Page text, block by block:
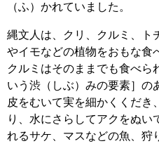
（ふ）かれていました。
縄文人は、クリ、クルミ、ト
やイモなどの植物をおもな食
クルミはそのままでも食べら
いう渋（しぶ）みの要素］の
皮をむいて実を細かくくだき
り、水にさらしてアクをぬい
れるサケ、マスなどの魚、狩